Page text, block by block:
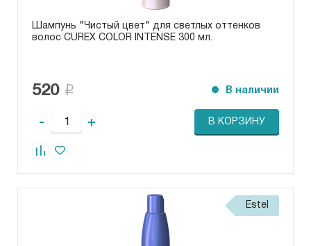
Шампунь "Чистый цвет" для светлых оттенков
волос СUREX COLOR INTENSE 300 мл.
520 В наличии
- + В КОРЗИНУ
Estel